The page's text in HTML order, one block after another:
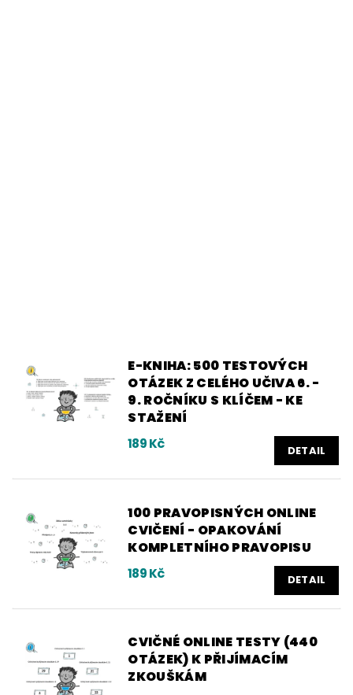
E-KNIHA: 500 TESTOVÝCH
OTÁZEK Z CELÉHO UČIVA 6. -
9. ROČNÍKU S KLÍČEM - KE
STAŽENÍ
189 Kč DETAIL
100 PRAVOPISNÝCH ONLINE
CVIČENÍ - OPAKOVÁNÍ
KOMPLETNÍHO PRAVOPISU
189 Kč DETAIL
CVIČNÉ ONLINE TESTY (440
OTÁZEK) K PŘIJÍMACÍM
ZKOUŠKÁM